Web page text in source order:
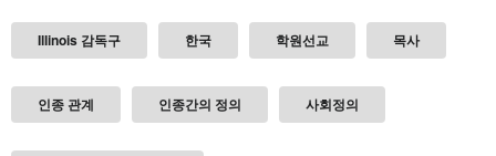
Illinois 감독구 한국 학원선교 목사
인종 관계 인종간의 정의 사회정의